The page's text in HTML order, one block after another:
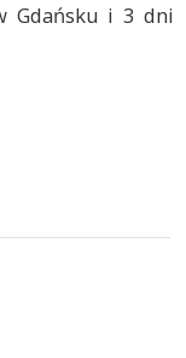
Gdańsku i 3 dni